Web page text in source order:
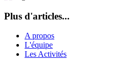
Plus d'articles...
A propos
L'équipe
Les Activités